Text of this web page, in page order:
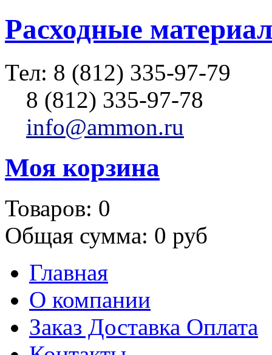
Расходные
Тел: 8 (812) 335-97-79
8 (812) 335-97-78
info@ammon.ru
Моя корзина
Товаров: 0
Общая сумма: 0 руб
Главная
О компании
Заказ Доставка Оплата